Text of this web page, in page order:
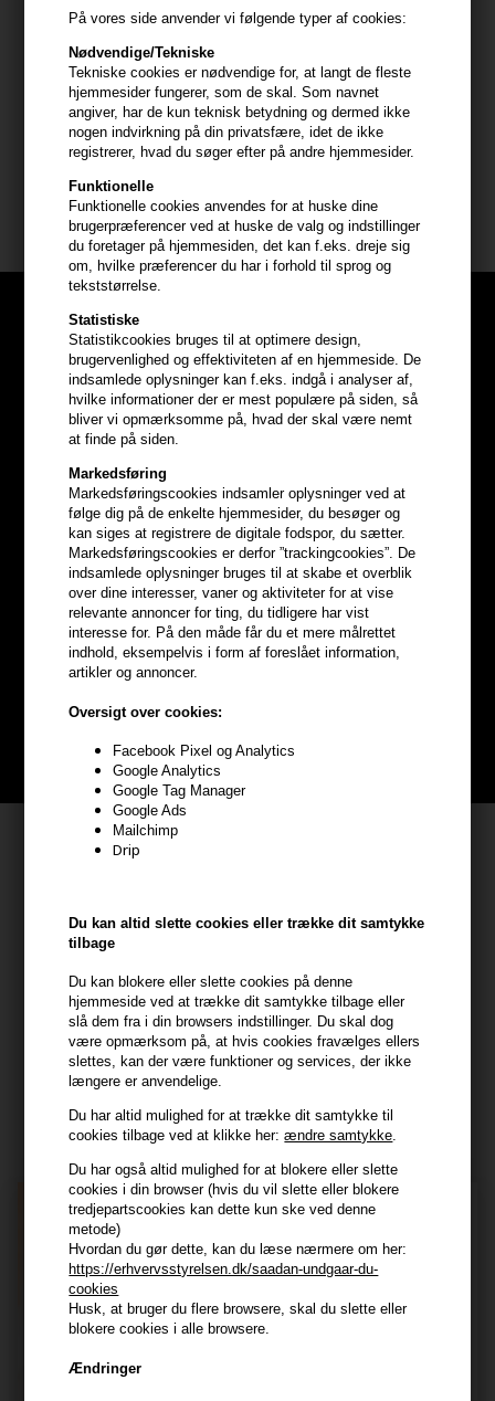
På vores side anvender vi følgende typer af cookies:
Nødvendige/Tekniske
Tekniske cookies er nødvendige for, at langt de fleste
hjemmesider fungerer, som de skal. Som navnet
angiver, har de kun teknisk betydning og dermed ikke
nogen indvirkning på din privatsfære, idet de ikke
registrerer, hvad du søger efter på andre hjemmesider.
Funktionelle
Funktionelle cookies anvendes for at huske dine
brugerpræferencer ved at huske de valg og indstillinger
du foretager på hjemmesiden, det kan f.eks. dreje sig
om, hvilke præferencer du har i forhold til sprog og
tekststørrelse.
Statistiske
Statistikcookies bruges til at optimere design,
brugervenlighed og effektiviteten af en hjemmeside. De
indsamlede oplysninger kan f.eks. indgå i analyser af,
hvilke informationer der er mest populære på siden, så
bliver vi opmærksomme på, hvad der skal være nemt
at finde på siden.
Markedsføring
Markedsføringscookies indsamler oplysninger ved at
følge dig på de enkelte hjemmesider, du besøger og
kan siges at registrere de digitale fodspor, du sætter.
Markedsføringscookies er derfor ”trackingcookies”. De
indsamlede oplysninger bruges til at skabe et overblik
over dine interesser, vaner og aktiviteter for at vise
relevante annoncer for ting, du tidligere har vist
interesse for. På den måde får du et mere målrettet
indhold, eksempelvis i form af foreslået information,
artikler og annoncer.
Oversigt over cookies:
Facebook Pixel og Analytics
Google Analytics
Google Tag Manager
Google Ads
Mailchimp
Drip
Du kan altid slette cookies eller trække dit samtykke
tilbage
Du kan blokere eller slette cookies på denne
hjemmeside ved at trække dit samtykke tilbage eller
slå dem fra i din browsers indstillinger. Du skal dog
være opmærksom på, at hvis cookies fravælges ellers
slettes, kan der være funktioner og services, der ikke
længere er anvendelige.
Du har altid mulighed for at trække dit samtykke til
cookies tilbage ved at klikke her:ændre samtykke.
Du har også altid mulighed for at blokere eller slette
cookies i din browser (hvis du vil slette eller blokere
tredjepartscookies kan dette kun ske ved denne
metode)
Hvordan du gør dette, kan du læse nærmere om her:
https://erhvervsstyrelsen.dk/saadan-undgaar-du-
cookies
Husk, at bruger du flere browsere, skal du slette eller
blokere cookies i alle browsere.
Ændringer
- Ryst godt og hold bunden opad
- Tag den rette mængde, og påfør i rent håndklæde tørt hår
- Fortsæt med den ønskede styling
Størrelse: 100 ml
Milkshake shampoo mm
Optjen5% bonuskroner
hele din ordre
handler
BLIV GRATIS MEDLEM HER
Kundeservice
7800 Skive
kundeservice@hair247.dk
Tlf. 23839799 (hverdage 9-14)
Modtag tilbud mm
Tilmeld dig nyhedsbrev - du kan altid afmelde det igen.
TILMELD
ConsentJeg accepterer vilkår og betingelser.